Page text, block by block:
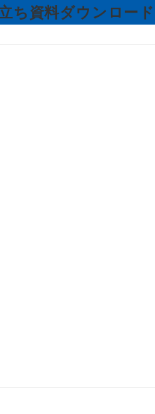
ち資料ダウンロード